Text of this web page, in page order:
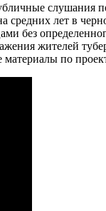
лет в
без
жителей
по